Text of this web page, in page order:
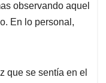
observando aquel
En lo personal,
que se sentía en el